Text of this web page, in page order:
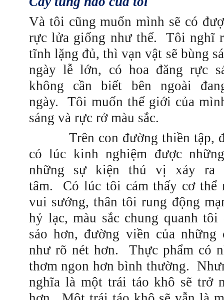
Và tôi cũng muốn mình sẽ có
rực lửa giống như thế. Tôi nghĩ
tĩnh lặng đủ, thì vạn vật sẽ bùng
ngày lễ lớn, có hoa đăng rực
không cần biết bên ngoài
ngày. Tôi muốn thế giới của
sáng và rực rở màu sắc.
Trên con đường thiền tập,
có lúc kinh nghiệm được
những sự kiện thú vị xảy ra
tâm. Có lúc tôi cảm thấy cơ thể
vui sướng, thân tôi rung động
hỷ lạc, màu sắc chung quanh tôi
sảo hơn, đường viền của những
như rõ nét hơn. Thực phẩm có
thơm ngon hơn bình thường.
nghĩa là một trái táo khô sẽ trở